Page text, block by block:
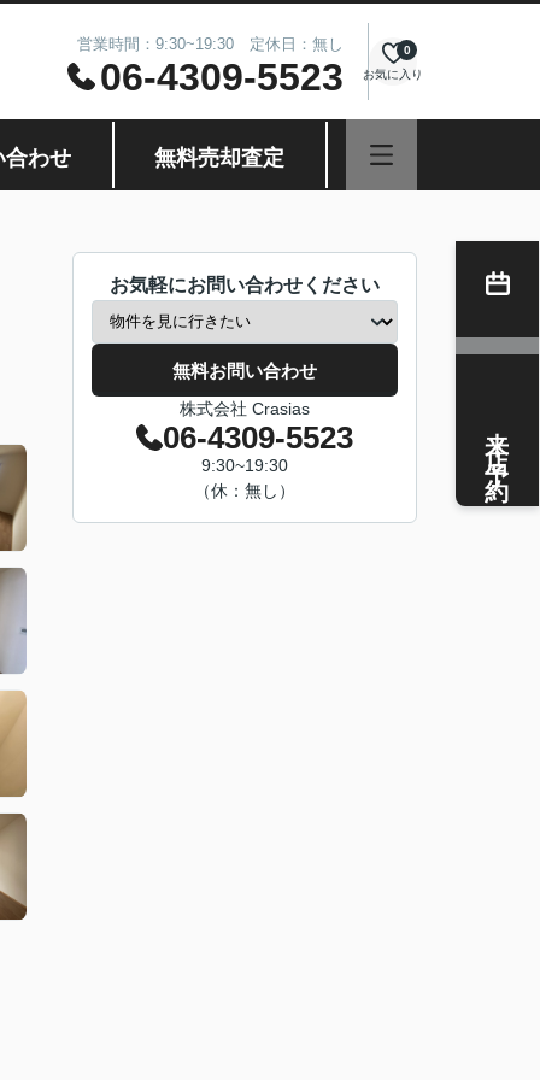
営業時間：9:30~19:30 定休日：無し
06-4309-5523 お気に入り
0
合わせ 無料売却査定
お気軽にお問い合わせください
無料お問い合わせ
株式会社 Crasias
06-4309-5523
9:30~19:30
（休：無し）
来店予約